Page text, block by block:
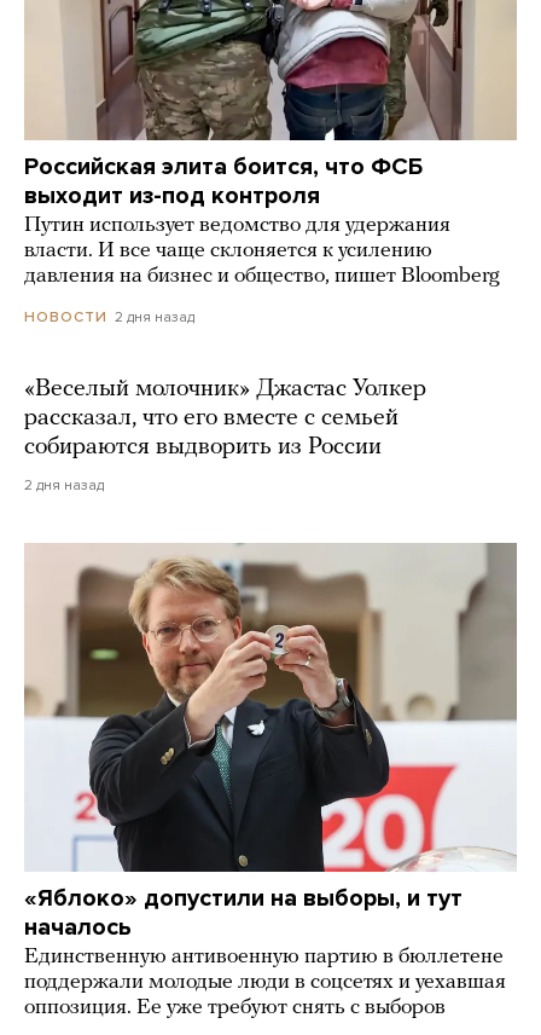
Российская элита боится, что ФСБ
выходит из-под контроля
Путин использует ведомство для удержания
власти. И все чаще склоняется к усилению
давления на бизнес и общество, пишет Bloomberg
НОВОСТИ 2 дня назад
«Веселый молочник» Джастас Уолкер
рассказал, что его вместе с семьей
собираются выдворить из России
2 дня назад
«Яблоко» допустили на выборы, и тут
началось
Единственную антивоенную партию в бюллетене
поддержали молодые люди в соцсетях и уехавшая
оппозиция. Ее уже требуют снять с выборов